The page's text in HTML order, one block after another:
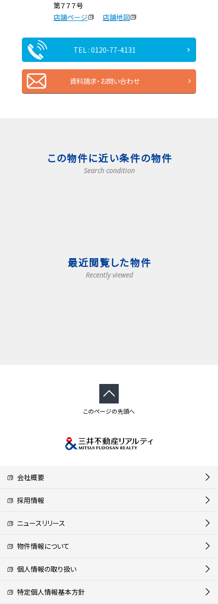
第７７７号
店舗ページ
店舗地図
TEL : 0120-77-4131
資料請求・お問い合わせ
この物件に近い条件の物件
Search condition
最近閲覧した物件
Recently viewed
このページの先頭へ
会社概要
採用情報
ニュースリリース
物件情報について
個人情報の取り扱い
特定個人情報基本方針